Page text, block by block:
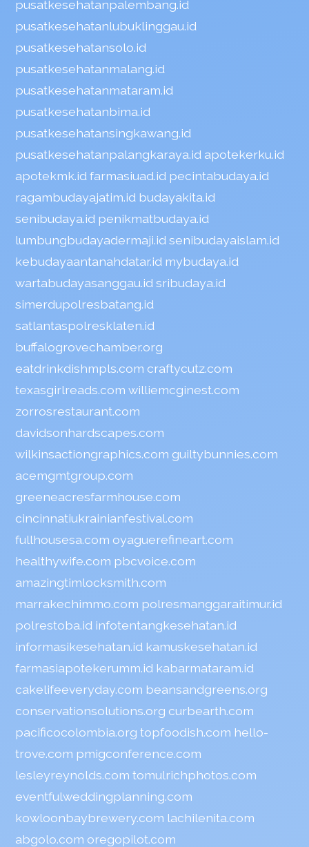
pusatkesehatanpalembang.id
pusatkesehatanlubuklinggau.id
pusatkesehatansolo.id
pusatkesehatanmalang.id
pusatkesehatanmataram.id
pusatkesehatanbima.id
pusatkesehatansingkawang.id
pusatkesehatanpalangkaraya.id apotekerku.id
apotekmk.id farmasiuad.id pecintabudaya.id
ragambudayajatim.id budayakita.id
senibudaya.id penikmatbudaya.id
lumbungbudayadermaji.id senibudayaislam.id
kebudayaantanahdatar.id mybudaya.id
wartabudayasanggau.id sribudaya.id
simerdupolresbatang.id
satlantaspolresklaten.id
buffalogrovechamber.org
eatdrinkdishmpls.com craftycutz.com
texasgirlreads.com williemcginest.com
zorrosrestaurant.com
davidsonhardscapes.com
wilkinsactiongraphics.com guiltybunnies.com
acemgmtgroup.com
greeneacresfarmhouse.com
cincinnatiukrainianfestival.com
fullhousesa.com oyaguerefineart.com
healthywife.com pbcvoice.com
amazingtimlocksmith.com
marrakechimmo.com polresmanggaraitimur.id
polrestoba.id infotentangkesehatan.id
informasikesehatan.id kamuskesehatan.id
farmasiapotekerumm.id kabarmataram.id
cakelifeeveryday.com beansandgreens.org
conservationsolutions.org curbearth.com
pacificocolombia.org topfoodish.com hello-
trove.com pmigconference.com
lesleyreynolds.com tomulrichphotos.com
eventfulweddingplanning.com
kowloonbaybrewery.com lachilenita.com
abgolo.com oregopilot.com